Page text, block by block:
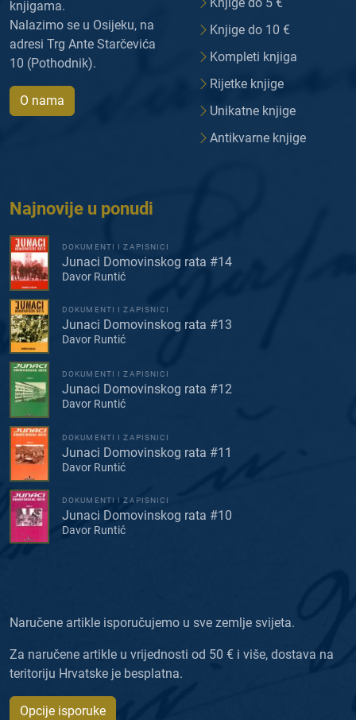
knjigama.
Nalazimo se u Osijeku, na
adresi Trg Ante Starčevića
10 (Pothodnik).
O nama
Knjige do 10 €
Kompleti knjiga
Rijetke knjige
Unikatne knjige
Antikvarne knjige
Najnovije u ponudi
DOKUMENTI I ZAPISNICI
Junaci Domovinskog rata #14
Davor Runtić
DOKUMENTI I ZAPISNICI
Junaci Domovinskog rata #13
Davor Runtić
DOKUMENTI I ZAPISNICI
Junaci Domovinskog rata #12
Davor Runtić
DOKUMENTI I ZAPISNICI
Junaci Domovinskog rata #11
Davor Runtić
DOKUMENTI I ZAPISNICI
Junaci Domovinskog rata #10
Davor Runtić
Naručene artikle isporučujemo u sve zemlje svijeta.
Za naručene artikle u vrijednosti od 50 € i više, dostava na
teritoriju Hrvatske je besplatna.
Opcije isporuke